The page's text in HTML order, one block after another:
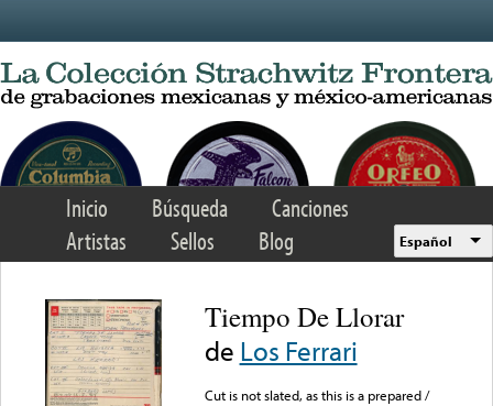
Inicio Búsqueda
Canciones
Artistas
Sellos Blog Español
Tiempo De Llorar
de Los Ferrari
Cut is not slated, as this is a prepared /